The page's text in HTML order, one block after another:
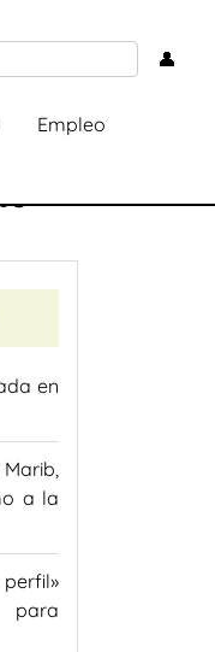
👤
Empleo
en
a la
para